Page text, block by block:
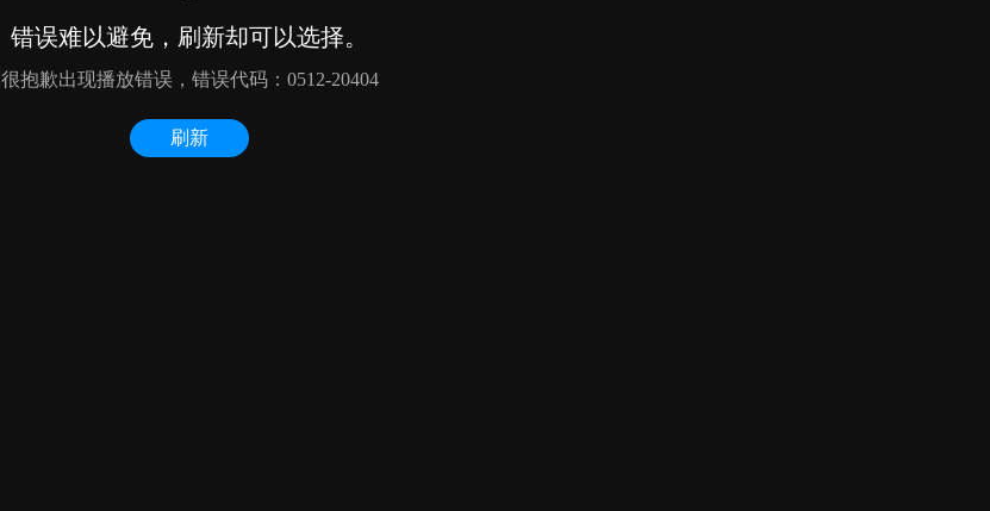
错误难以避免，刷新却可以选择。
很抱歉出现播放错误，错误代码：0512-20404
刷新